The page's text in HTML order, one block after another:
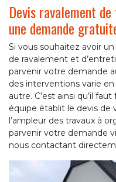
Devis ravalement
une demande
Si vous souhaitez avoir
de ravalement et
parvenir votre demande
des interventions varie
autre. C’est ainsi qu’il
équipe établit le devis de
l’ampleur des travaux à
parvenir votre demande
nous contactant